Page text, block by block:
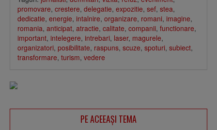
promovare, crestere, delegatie, expozitie, sef, stea,
dedicatie, energie, intalnire, organizare, romani, imagine,
romania, anticipat, atractie, calitate, companii, functionare,
important, intelegere, intrebari, laser, magurele,
organizatori, posibilitate, raspuns, scuze, spoturi, subiect,
transformare, turism, vedere
PE ACEEAŞI TEMA